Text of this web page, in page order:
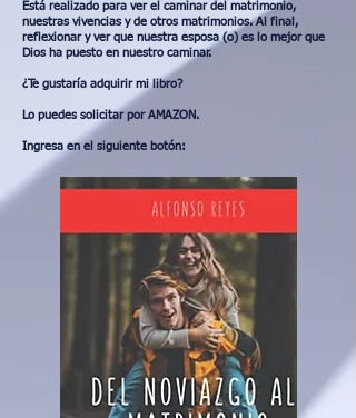
Está realizado para ver el caminar del matrimonio,
nuestras vivencias y de otros matrimonios. Al final,
reflexionar y ver que nuestra esposa (o) es lo mejor que
Dios ha puesto en nuestro caminar.
¿Te gustaría adquirir mi libro?
Lo puedes solicitar por AMAZON.
Ingresa en el siguiente botón: